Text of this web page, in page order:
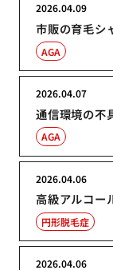
市販の育毛シ
2026.04.09
AGA
通信環境の不
2026.04.07
AGA
高級アルコー
2026.04.06
円形脱毛症
2026.04.06